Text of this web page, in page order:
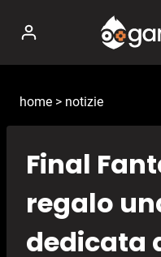
contenuto
home > notizie
Final
regalo
dedicata